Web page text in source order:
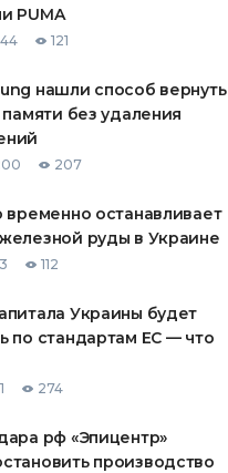
ПО
ПОЛИСЫ
КОМПАНИИ
PUMA
121
нашли способ вернуть
памяти без удаления
207
временно останавливает
руды в Украине
112
Украины будет
по стандартам ЕС — что
274
рф «Эпицентр»
производство